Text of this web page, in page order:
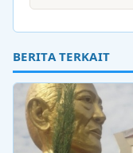
BERITA TERKAIT